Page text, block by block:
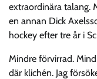
extraordinära talang.
en annan Dick
hockey efter tre år i
Mindre förvirrad.
där klichén. Jag